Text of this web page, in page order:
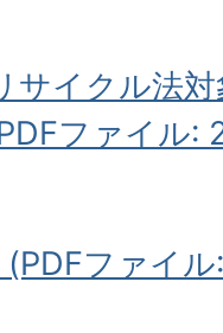
サイクル法
ファイル:
ファイ